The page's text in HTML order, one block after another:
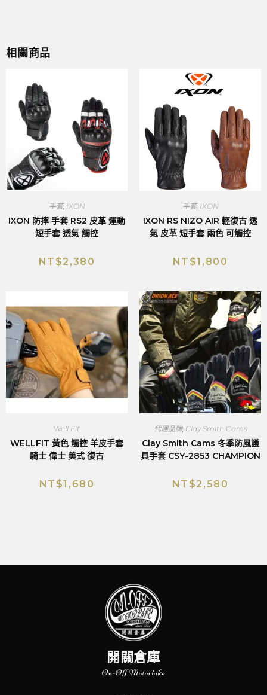
相關商品
手套, IXON
IXON 防摔 手套 RS2 皮革 運動
短手套 透氣 觸控
NT$2,380
手套, IXON
IXON RS NIZO AIR 輕復古 透
氣 皮革 短手套 兩色 可觸控
NT$1,800
Well Fit
WELLFIT 黃色 觸控 羊皮手套
騎士 偉士 美式 復古
NT$1,680
代理品牌, Clay Smith Cams
Clay Smith Cams 冬季防風護
具手套 CSY-2853 CHAMPION
NT$2,580
開關倉庫
On-Off Motorbike